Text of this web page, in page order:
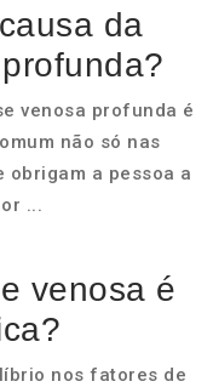
da
venosa profunda é
não só nas
obrigam a pessoa a
...
venosa é
nos fatores de